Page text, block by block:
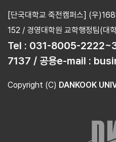
[단국대학교 죽전캠퍼스] (우
152 / 경영대학원 교학행정팀(대
Tel : 031-8005-
7137 / 공용e-mail :
Copyright (C) DANKOOK